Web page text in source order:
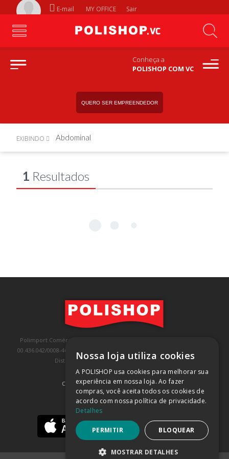
E-mail MY OFFICE Sair
Conheça a
POLISHOP COM VC
QUERO SER EMPREENDEDOR
EXIBINDO Abdominal
1 Resultados
Polimport Comércio e Exportação LTDA, inscrita no CNPJ/MF sob o nº
00.436.042/0008-46, IE 407.458.707.103, com sede na Rua Kanebo, nº 175,
Distrito Industrial, Jundiaí/SP, CEP: 13213-090
COMPRA 100% SEGURA (SAIBA MAIS)
BAIXE NOSSO APP
Nossa loja utiliza cookies
A POLISHOP usa cookies para melhorar sua
experiência em nossa loja. Ao fazer
compras, você aceita todos os cookies de
acordo com nossa política de privacidade.
Detalhes
PERMITIR BLOQUEAR
MOSTRAR DETALHES